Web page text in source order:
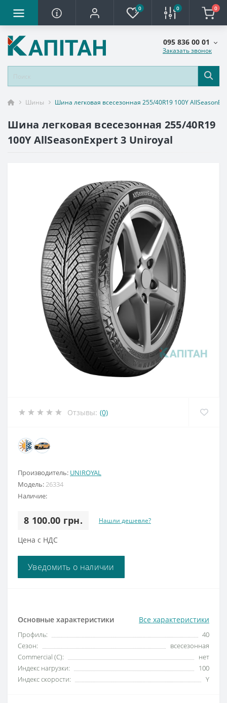
0 0 0
095 836 00 01
Заказать звонок
Шины Шина легковая всесезонная 255/40R19 100Y
Шина легковая всесезонная 255/40R19
100Y AllSeasonExpert 3 Uniroyal
Отзывы: (0)
Производитель: UNIROYAL
Модель:26334
Наличие:
8 100.00 грн. Нашли дешевле?
Цена с НДС
Уведомить о наличии
Основные характеристики Все характеристики
Профиль:
40
Сезон:
всесезонная
Commercial (C):
нет
Индекс нагрузки:
100
Индекс скорости:
Y